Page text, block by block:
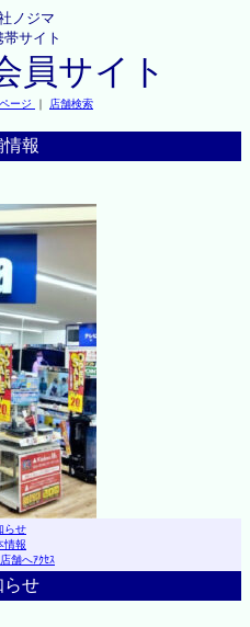
ノジマ
帯サイト
員サイト
ージ ｜ 店舗検索
情報
らせ
情報
店舗へｱｸｾｽ
らせ